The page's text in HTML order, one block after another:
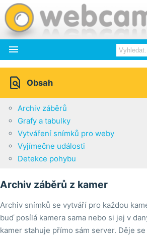

 Obsah
Archiv záběrů
Grafy a tabulky
Vytváření snímků pro weby
Vyjímečne události
Detekce pohybu
Archiv záběrů z kamer
Archiv snímků se vytváří pro každou
buď posílá kamera sama nebo si jej v
kamer stahuje přímo sám server. Děje